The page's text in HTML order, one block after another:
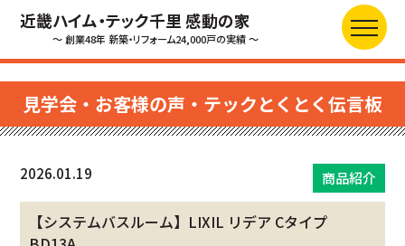
近畿ハイム・テック千里 感動の家
～ 創業48年 新築・リフォーム24,000戸の実績 ～
見学会・お客様の声・テックとくとく伝言板
2026.01.19 商品紹介
【システムバスルーム】LIXIL リデア Cタイプ